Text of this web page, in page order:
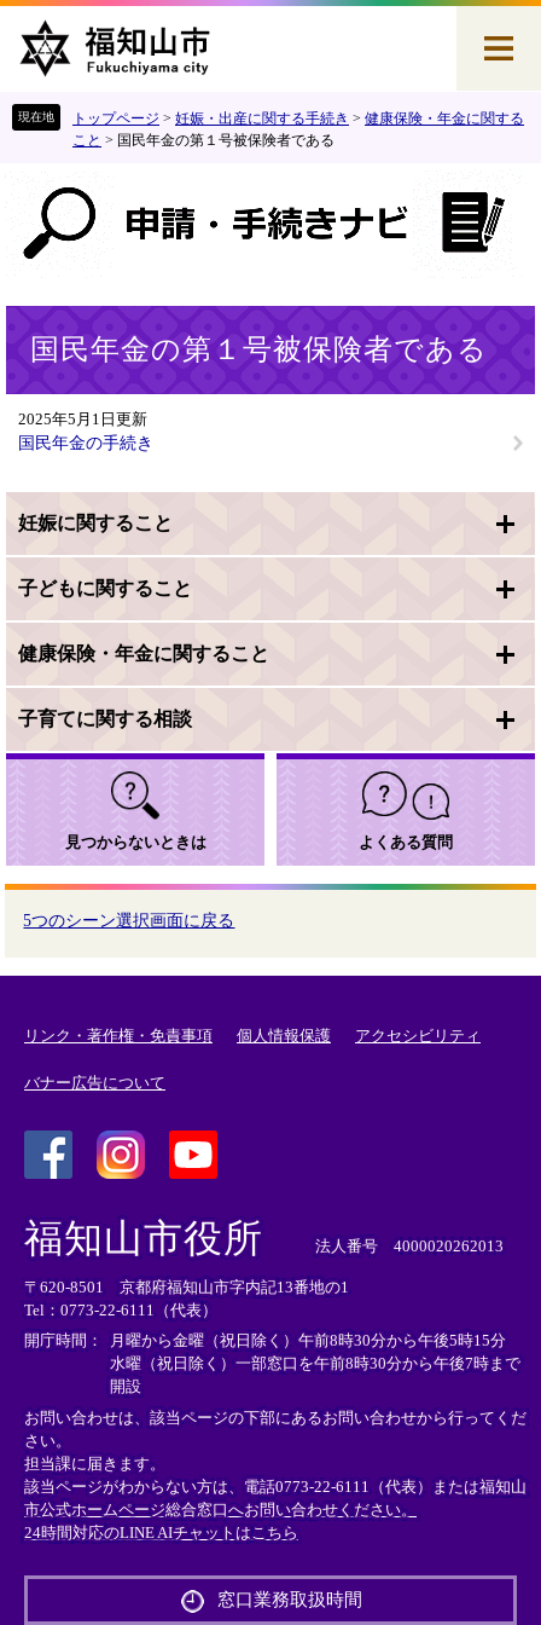
す
。
し
て
文
トップページ > 妊娠・出産に関する手続き > 健康保険・年金に関する
こと > 国民年金の第１号被保険者である
国民年金の第１号被保険者である
2025年5月1日更新
国民年金の手続き
妊娠に関すること
子どもに関すること
健康保険・年金に関すること
子育てに関する相談
見つからないときは よくある質問
5つのシーン選択画面に戻る
リンク・著作権・免責事項 個人情報保護 アクセシビリティ
バナー広告について
外
部
リ
ン
ク
＞
外
リ
ン
ク
＞
外
部
ン
ク
＞
福知山市役所 法人番号 4000020262013
〒620-8501 京都府福知山市字内記13番地の1
Tel：0773-22-6111（代表）
開庁時間：
月曜から金曜（祝日除く）午前8時30分から午後5時15分
水曜（祝日除く）一部窓口を午前8時30分から午後7時まで
開設
お問い合わせは、該当ページの下部にあるお問い合わせから行ってくだ
さい。
担当課に届きます。
該当ページがわからない方は、電話0773-22-6111（代表）または福知山
市公式ホームページ総合窓口へお問い合わせください。
24時間対応のLINE AIチャットはこちら
外
窓口業務取扱時間